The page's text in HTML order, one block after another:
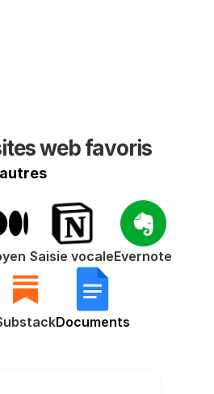
web favoris
Saisie vocaleEvernote
Documents